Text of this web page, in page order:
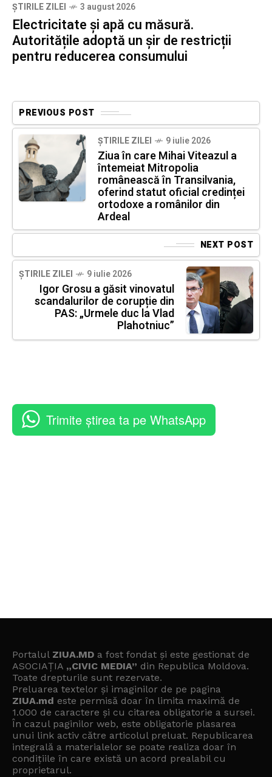
ȘTIRILE ZILEI 3 august 2026
Electricitate și apă cu măsură.
Autoritățile adoptă un șir de restricții
pentru reducerea consumului
PREVIOUS POST
ȘTIRILE ZILEI 9 iulie 2026
Ziua în care Mihai Viteazul a
întemeiat Mitropolia
românească în Transilvania,
oferind statut oficial credinței
ortodoxe a românilor din
Ardeal
NEXT POST
ȘTIRILE ZILEI 9 iulie 2026
Igor Grosu a găsit vinovatul
scandalurilor de corupție din
PAS: „Urmele duc la Vlad
Plahotniuc”
Trimite știrea ta pe WhatsApp
Portalul ZIUA.MD a fost fondat și este gestionat de
ASOCIAȚIA „CIVIC MEDIA” din Republica Moldova.
Toate drepturile sunt rezervate.
Preluarea textelor și imaginilor de pe pagina
ZIUA.md este permisă doar în limita maximă de
1.000 de caractere și cu citarea obligatorie a sursei.
În cazul paginilor web, este obligatorie plasarea
unui link activ către articolul preluat. Republicarea
integrală a materialelor se poate realiza doar în
condițiile în care există un acord prealabil cu
proprietarul.